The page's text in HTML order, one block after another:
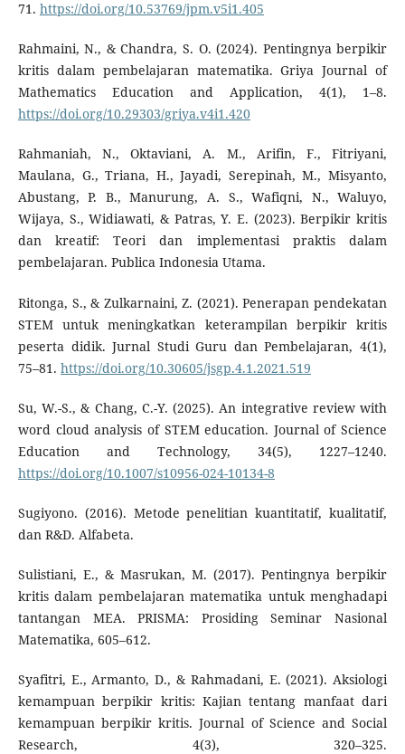
71. https://doi.org/10.53769/jpm.v5i1.405
Rahmaini, N., & Chandra, S. O. (2024). Pentingnya berpikir
kritis dalam pembelajaran matematika. Griya Journal of
Mathematics Education and Application, 4(1), 1–8.
https://doi.org/10.29303/griya.v4i1.420
Rahmaniah, N., Oktaviani, A. M., Arifin, F., Fitriyani,
Maulana, G., Triana, H., Jayadi, Serepinah, M., Misyanto,
Abustang, P. B., Manurung, A. S., Wafiqni, N., Waluyo,
Wijaya, S., Widiawati, & Patras, Y. E. (2023). Berpikir kritis
dan kreatif: Teori dan implementasi praktis dalam
pembelajaran. Publica Indonesia Utama.
Ritonga, S., & Zulkarnaini, Z. (2021). Penerapan pendekatan
STEM untuk meningkatkan keterampilan berpikir kritis
peserta didik. Jurnal Studi Guru dan Pembelajaran, 4(1),
75–81. https://doi.org/10.30605/jsgp.4.1.2021.519
Su, W.-S., & Chang, C.-Y. (2025). An integrative review with
word cloud analysis of STEM education. Journal of Science
Education and Technology, 34(5), 1227–1240.
https://doi.org/10.1007/s10956-024-10134-8
Sugiyono. (2016). Metode penelitian kuantitatif, kualitatif,
dan R&D. Alfabeta.
Sulistiani, E., & Masrukan, M. (2017). Pentingnya berpikir
kritis dalam pembelajaran matematika untuk menghadapi
tantangan MEA. PRISMA: Prosiding Seminar Nasional
Matematika, 605–612.
Syafitri, E., Armanto, D., & Rahmadani, E. (2021). Aksiologi
kemampuan berpikir kritis: Kajian tentang manfaat dari
kemampuan berpikir kritis. Journal of Science and Social
Research, 4(3), 320–325.